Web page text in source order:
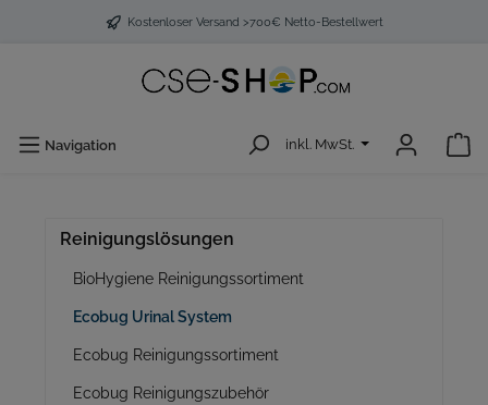
Kostenloser Versand >700€ Netto-Bestellwert
Navigation inkl. MwSt.
Reinigungslösungen
BioHygiene Reinigungssortiment
Ecobug Urinal System
Ecobug Reinigungssortiment
Ecobug Reinigungszubehör